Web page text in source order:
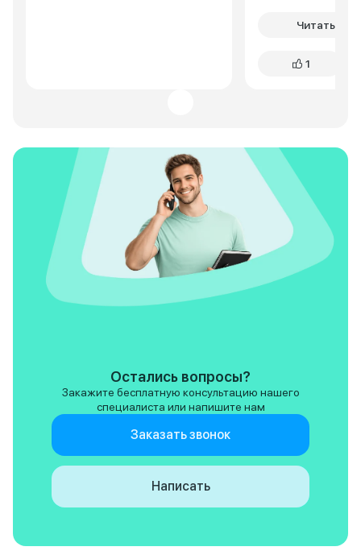
зарядку: «Мам,
руля. Кажется,
Читать
1
Остались вопросы?
Закажите бесплатную консультацию нашего
специалиста или напишите нам
Заказать звонок
Написать